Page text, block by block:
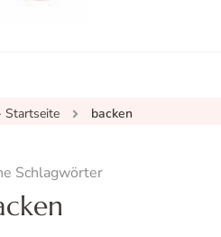
Startseite backen
Schlagwörter